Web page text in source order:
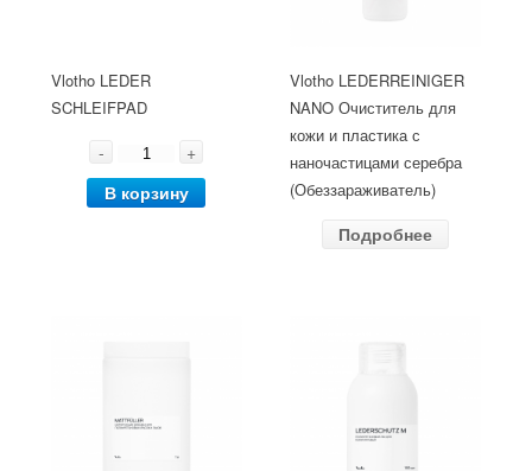
Vlotho LEDER
SCHLEIFPAD
-
+
В корзину
Vlotho LEDERREINIGER
NANO Очиститель для
кожи и пластика с
наночастицами серебра
(Обеззараживатель)
Подробнее